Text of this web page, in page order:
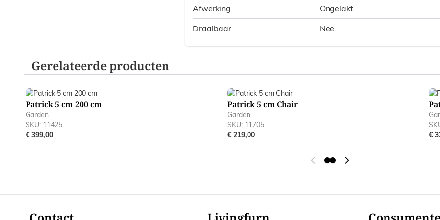
Afwerking Ongelakt
Draaibaar Nee
Gerelateerde producten
Navigating through the elements of the carousel is possible using the tab key. You can skip the carousel or go
Press to skip carousel
Press to go to carousel navigation
Patrick 5 cm 200 cm
Garden
SKU: 11425
€ 399,00
Patrick 5 cm Chair
Garden
SKU: 11705
€ 219,00
€